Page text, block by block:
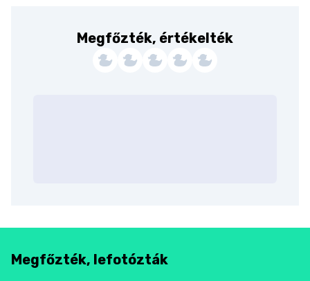
Megfőzték, értékelték
Megfőzték, lefotózták